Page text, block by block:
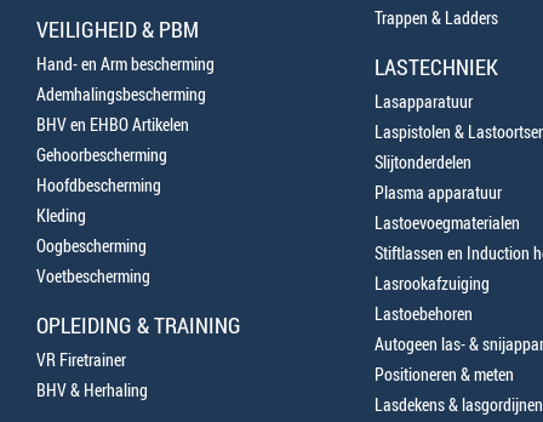
VEILIGHEID & PBM
Hand- en Arm bescherming
Ademhalingsbescherming
BHV en EHBO Artikelen
Gehoorbescherming
Hoofdbescherming
Kleding
Oogbescherming
Voetbescherming
OPLEIDING & TRAINING
VR Firetrainer
BHV & Herhaling
Trappen & Ladders
LASTECHNIEK
Lasapparatuur
Laspistolen &
Slijtonderdelen
Plasma apparatuur
Lastoevoegmaterialen
Stiftlassen en Induction
Lasrookafzuiging
Lastoebehoren
Autogeen las- &
Positioneren & meten
Lasdekens & lasgordijnen